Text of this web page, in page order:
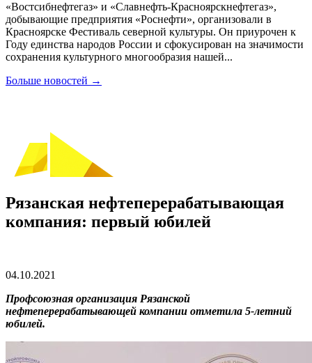
«Востсибнефтегаз» и «Славнефть-Красноярскнефтегаз»,
добывающие предприятия «Роснефти», организовали в
Красноярске Фестиваль северной культуры. Он приурочен к
Году единства народов России и сфокусирован на значимости
сохранения культурного многообразия нашей...
Больше новостей →
Рязанская нефтеперерабатывающая
компания: первый юбилей
04.10.2021
Профсоюзная организация Рязанской
нефтеперерабатывающей компании отметила 5-летний
юбилей.